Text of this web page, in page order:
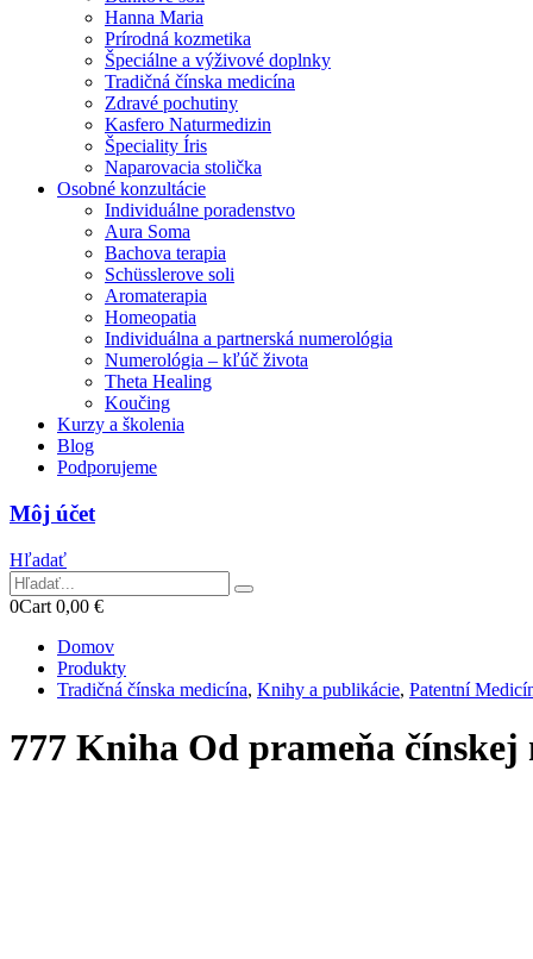
Hanna Maria
Prírodná kozmetika
Špeciálne a výživové doplnky
Tradičná čínska medicína
Zdravé pochutiny
Kasfero Naturmedizin
Špeciality Íris
Naparovacia stolička
Osobné konzultácie
Individuálne poradenstvo
Aura Soma
Bachova terapia
Schüsslerove soli
Aromaterapia
Homeopatia
Individuálna a partnerská numerológia
Numerológia – kľúč života
Theta Healing
Koučing
Kurzy a školenia
Blog
Podporujeme
Môj účet
Hľadať
0Cart 0,00 €
Domov
Produkty
Tradičná čínska medicína, Knihy a publikácie, Patentní
777 Kniha Od prameňa čínskej